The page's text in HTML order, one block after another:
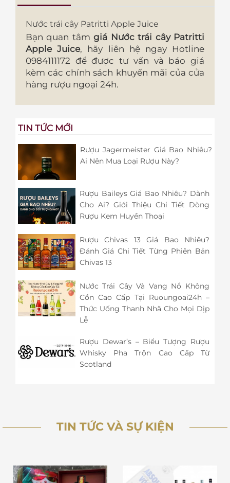
Nước trái cây Patritti Apple Juice
Bạn quan tâmgiá Nước trái cây Patritti
Apple Juice, hãy liên hệ ngay Hotline
0984111172 để được tư vấn và báo giá
kèm các chính sách khuyến mãi của cửa
hàng rượu ngoại 24h.
TIN TỨC MỚI
Rượu Jagermeister Giá Bao Nhiêu?
Ai Nên Mua Loại Rượu Này?
Rượu Baileys Giá Bao Nhiêu? Dành
Cho Ai? Giới Thiệu Chi Tiết Dòng
Rượu Kem Huyền Thoại
Rượu Chivas 13 Giá Bao Nhiêu?
Đánh Giá Chi Tiết Từng Phiên Bản
Chivas 13
Nước Trái Cây Và Vang Nổ Không
Cồn Cao Cấp Tại Ruoungoai24h –
Thức Uống Thanh Nhã Cho Mọi Dịp
Lễ
Rượu Dewar’s – Biểu Tượng Rượu
Whisky Pha Trộn Cao Cấp Từ
Scotland
TIN TỨC VÀ SỰ KIỆN